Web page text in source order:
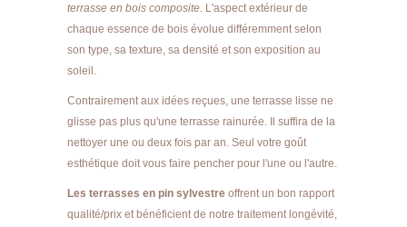
terrasse en bois composite . L'aspect extérieur de
chaque essence de bois évolue différemment selon
son type, sa texture, sa densité et son exposition au
soleil.
Contrairement aux idées reçues, une terrasse lisse ne
glisse pas plus qu'une terrasse rainurée. Il suffira de la
nettoyer une ou deux fois par an. Seul votre goût
esthétique doit vous faire pencher pour l'une ou l'autre.
Les terrasses en pin sylvestre offrent un bon rapport
qualité/prix et bénéficient de notre traitement longévité,